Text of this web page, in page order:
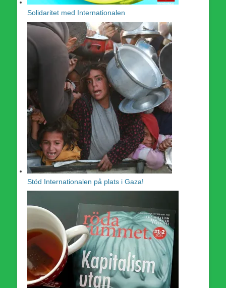
Solidaritet med Internationalen
Stöd Internationalen på plats i Gaza!